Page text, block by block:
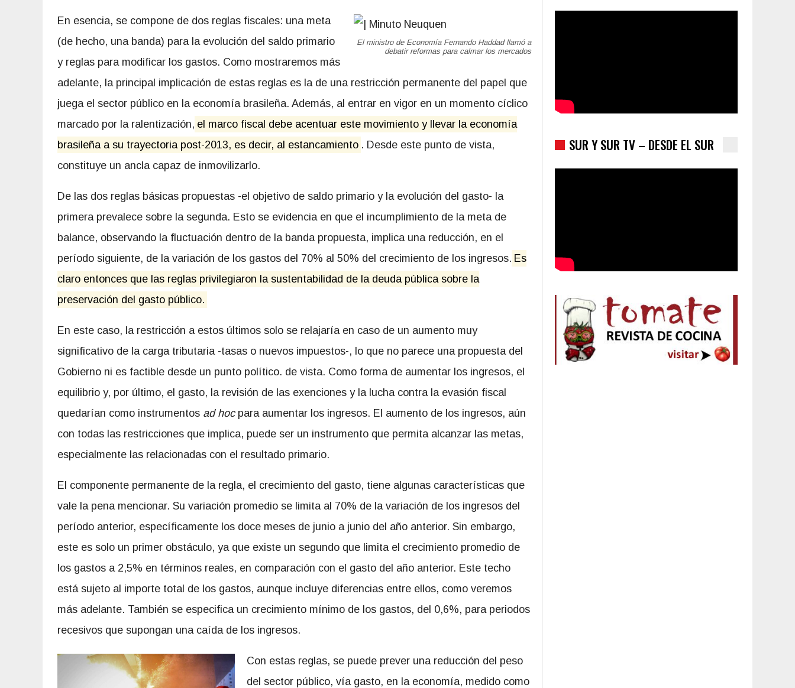
El ministro de Economía Fernando Haddad llamó a
debatir reformas para calmar los mercados
En esencia, se compone de dos reglas fiscales: una meta
(de hecho, una banda) para la evolución del saldo primario
y reglas para modificar los gastos. Como mostraremos más
adelante, la principal implicación de estas reglas es la de una restricción permanente del papel que
juega el sector público en la economía brasileña. Además, al entrar en vigor en un momento cíclico
marcado por la ralentización, el marco fiscal debe acentuar este movimiento y llevar la economía
brasileña a su trayectoria post-2013, es decir, al estancamiento . Desde este punto de vista,
constituye un ancla capaz de inmovilizarlo.
De las dos reglas básicas propuestas -el objetivo de saldo primario y la evolución del gasto- la
primera prevalece sobre la segunda. Esto se evidencia en que el incumplimiento de la meta de
balance, observando la fluctuación dentro de la banda propuesta, implica una reducción, en el
período siguiente, de la variación de los gastos del 70% al 50% del crecimiento de los ingresos. Es
claro entonces que las reglas privilegiaron la sustentabilidad de la deuda pública sobre la
preservación del gasto público.
En este caso, la restricción a estos últimos solo se relajaría en caso de un aumento muy
significativo de la carga tributaria -tasas o nuevos impuestos-, lo que no parece una propuesta del
Gobierno ni es factible desde un punto político. de vista. Como forma de aumentar los ingresos, el
equilibrio y, por último, el gasto, la revisión de las exenciones y la lucha contra la evasión fiscal
quedarían como instrumentos ad hocpara aumentar los ingresos. El aumento de los ingresos, aún
con todas las restricciones que implica, puede ser un instrumento que permita alcanzar las metas,
especialmente las relacionadas con el resultado primario.
El componente permanente de la regla, el crecimiento del gasto, tiene algunas características que
vale la pena mencionar. Su variación promedio se limita al 70% de la variación de los ingresos del
período anterior, específicamente los doce meses de junio a junio del año anterior. Sin embargo,
este es solo un primer obstáculo, ya que existe un segundo que limita el crecimiento promedio de
los gastos a 2,5% en términos reales, en comparación con el gasto del año anterior. Este techo
está sujeto al importe total de los gastos, aunque incluye diferencias entre ellos, como veremos
más adelante. También se especifica un crecimiento mínimo de los gastos, del 0,6%, para periodos
recesivos que supongan una caída de los ingresos.
Con estas reglas, se puede prever una reducción del peso
del sector público, vía gasto, en la economía, medido como
SUR Y SUR TV – DESDE EL SUR